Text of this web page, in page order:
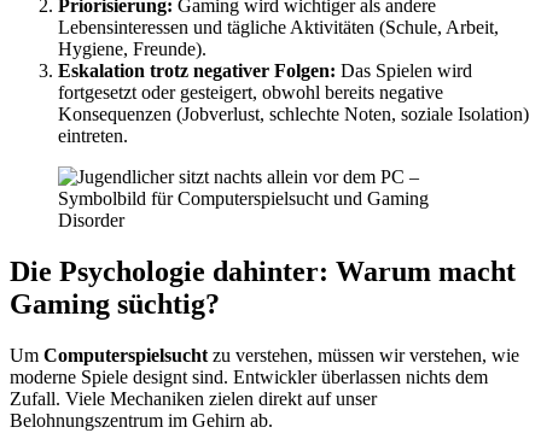
Priorisierung: Gaming wird wichtiger als andere
Lebensinteressen und tägliche Aktivitäten (Schule, Arbeit,
Hygiene, Freunde).
Eskalation trotz negativer Folgen: Das Spielen wird
fortgesetzt oder gesteigert, obwohl bereits negative
Konsequenzen (Jobverlust, schlechte Noten, soziale Isolation)
eintreten.
Die Psychologie dahinter: Warum macht
Gaming süchtig?
Um Computerspielsucht zu verstehen, müssen wir verstehen, wie
moderne Spiele designt sind. Entwickler überlassen nichts dem
Zufall. Viele Mechaniken zielen direkt auf unser
Belohnungszentrum im Gehirn ab.